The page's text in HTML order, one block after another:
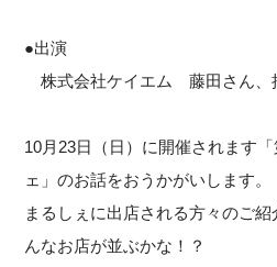
●出演
株式会社ケイエム 藤田さん、
10月23日（日）に開催されます
ェ」のお話をおうかがいします。
まるしぇに出店される方々のご
んなお店が並ぶかな！？